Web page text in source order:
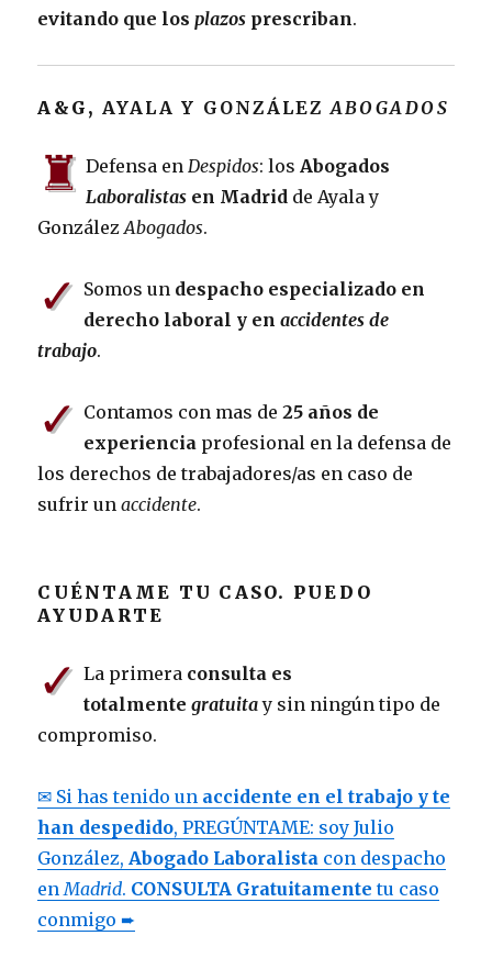
evitando que losplazos prescriban.
A&G, AYALA Y GONZÁLEZABOGADOS
♜ Defensa en Despidos: los Abogados
Laboralistasen Madridde Ayala y
GonzálezAbogados.
✓ Somos un despacho especializado en
derecho laboral y en accidentes de
trabajo.
✓ Contamos con mas de 25 años de
experienciaprofesional en la defensa de
los derechos de trabajadores/as en caso de
sufrir unaccidente.
CUÉNTAME TU CASO. PUEDO
AYUDARTE
✓ La primera consulta es
totalmente gratuitay sin ningún tipo de
compromiso.
✉ Si has tenido un accidente en el trabajo y te
han despedido, PREGÚNTAME: soy Julio
González,Abogado Laboralista con despacho
enMadrid. CONSULTA Gratuitamente tu caso
conmigo ➨